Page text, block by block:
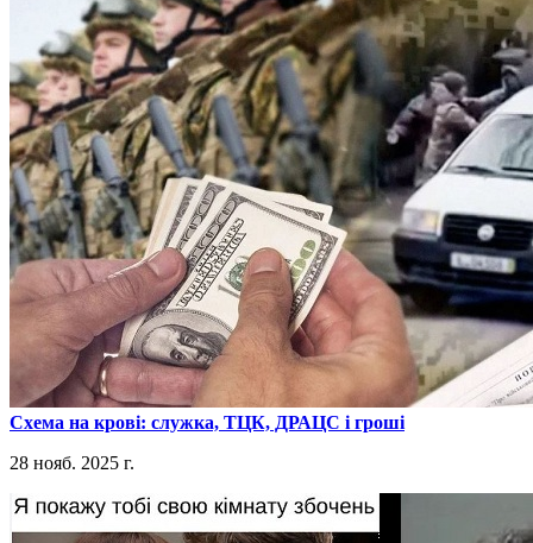
​Схема на крові: служка, ТЦК, ДРАЦС і гроші
28 нояб. 2025 г.